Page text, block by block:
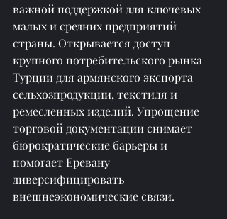
важной поддержкой для ключевых
малых и средних предприятий
страны. Открывается доступ
крупного потребительского рынка
Турции для армянского экспорта
сельхозпродукции, текстиля и
ремесленных изделий. Упрощение
торговой документации снимает
бюрократические барьеры и
помогает Еревану
диверсифицировать
внешнеэкономические связи.